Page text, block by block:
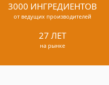
3000 ИНГРЕДИЕНТОВ
от ведущих производителей
27 ЛЕТ
на рынке